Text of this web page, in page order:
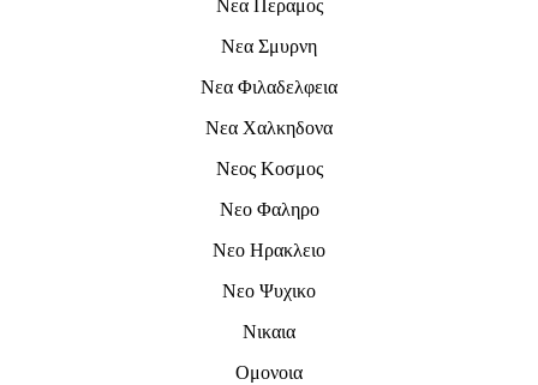
Νεα Περαμος
Νεα Σμυρνη
Νεα Φιλαδελφεια
Νεα Χαλκηδονα
Νεος Κοσμος
Νεο Φαληρο
Νεο Ηρακλειο
Νεο Ψυχικο
Νικαια
Ομονοια